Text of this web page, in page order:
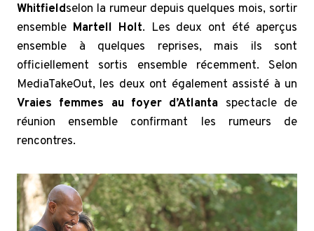
Whitfieldselon la rumeur depuis quelques mois, sortir
ensemble Martell Holt. Les deux ont été aperçus
ensemble à quelques reprises, mais ils sont
officiellement sortis ensemble récemment. Selon
MediaTakeOut, les deux ont également assisté à un
Vraies femmes au foyer d’Atlanta spectacle de
réunion ensemble confirmant les rumeurs de
rencontres.